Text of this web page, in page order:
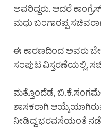
ಅವರಿದ್ದರು. ಆದರೆ
ಮಧು ಬಂಗಾರಪ್ಪ
ಈ ಕಾರಣದಿಂದ ಅವರು
ಸಂಪುಟ ವಿಸ್ತರಣೆಯಲ್ಲಿ,
ಮತ್ತೊಂದೆಡೆ,
ಶಾಸಕರಾಗಿ
ನೀಡಿದ್ದ ಭರವಸೆಯಂತೆ